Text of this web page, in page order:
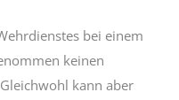
bei einem
keinen
kann aber